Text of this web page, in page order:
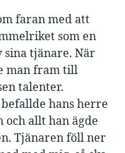
faran med att
som en
sina tjänare. När
man fram till
talenter.
hans herre
och allt han ägde
Tjänaren föll ner